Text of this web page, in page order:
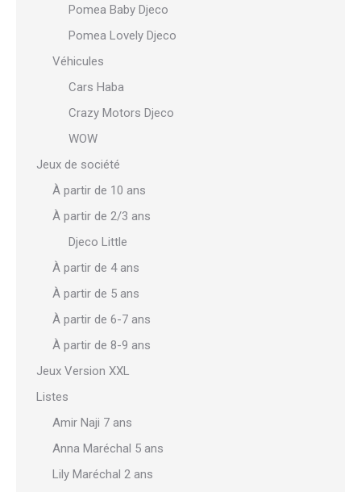
Pomea Baby Djeco
Pomea Lovely Djeco
Véhicules
Cars Haba
Crazy Motors Djeco
WOW
Jeux de société
À partir de 10 ans
À partir de 2/3 ans
Djeco Little
À partir de 4 ans
À partir de 5 ans
À partir de 6-7 ans
À partir de 8-9 ans
Jeux Version XXL
Listes
Amir Naji 7 ans
Anna Maréchal 5 ans
Lily Maréchal 2 ans